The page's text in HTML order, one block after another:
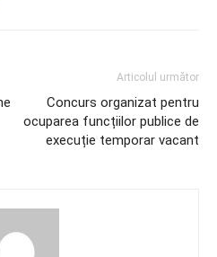
Articolul următor
Concurs organizat pentru
ocuparea funcțiilor publice de
execuție temporar vacant